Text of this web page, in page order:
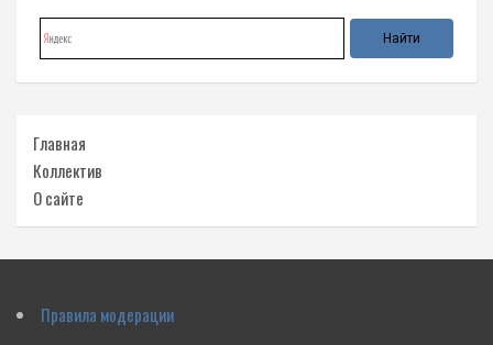
Главная
Коллектив
О сайте
Правила модерации